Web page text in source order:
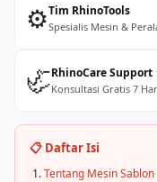
⚙️Tim RhinoTools
Spesialis Mesin &
🦏RhinoCare Support
Konsultasi Gratis 7
📋 Daftar Isi
Tentang Mesin